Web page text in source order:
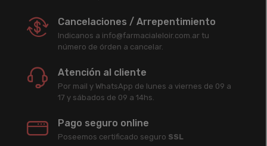
Cancelaciones / Arrepentimiento
Indicanos a info@farmacialeloir.com.ar tu
número de órden a cancelar.
Atención al cliente
Por mail y WhatsApp de lunes a viernes de 09 a
17 y sábados de 09 a 14hs.
Pago seguro online
Poseemos certificado seguro SSL